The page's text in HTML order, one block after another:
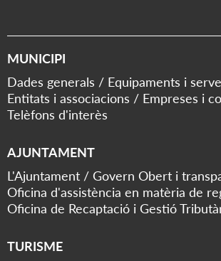
MUNICIPI
Dades generals
Equipaments i
Entitats i associacions
Empreses i
Telèfons d'interès
AJUNTAMENT
L'Ajuntament
Govern Obert i
Oficina d'assistència en matèria de
Oficina de Recaptació i Gestió
TURISME